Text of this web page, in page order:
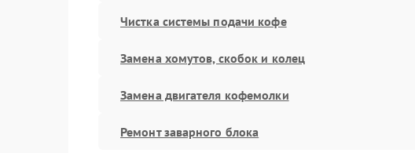
Чистка системы подачи кофе
Замена хомутов, скобок и колец
Замена двигателя кофемолки
Ремонт заварного блока